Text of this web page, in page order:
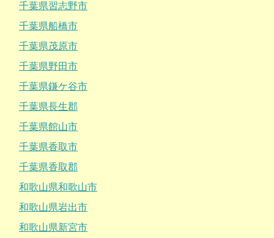
千葉県習志野市
千葉県船橋市
千葉県茂原市
千葉県野田市
千葉県鎌ケ谷市
千葉県長生郡
千葉県館山市
千葉県香取市
千葉県香取郡
和歌山県和歌山市
和歌山県岩出市
和歌山県新宮市